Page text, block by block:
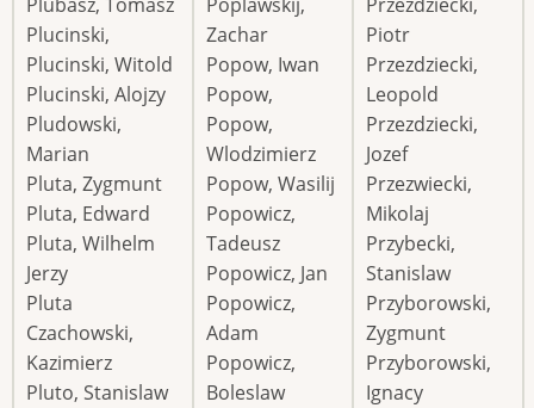
Plucinski,
Plucinski, Witold
Plucinski, Alojzy
Pludowski,
Marian
Pluta, Zygmunt
Pluta, Edward
Pluta, Wilhelm
Jerzy
Pluta
Czachowski,
Kazimierz
Pluto, Stanislaw
Zachar
Popow, Iwan
Popow,
Popow,
Wlodzimierz
Popow, Wasilij
Popowicz,
Tadeusz
Popowicz, Jan
Popowicz,
Adam
Popowicz,
Boleslaw
Piotr
Przezdziecki,
Leopold
Przezdziecki,
Jozef
Przezwiecki,
Mikolaj
Przybecki,
Stanislaw
Przyborowski,
Zygmunt
Przyborowski,
Ignacy